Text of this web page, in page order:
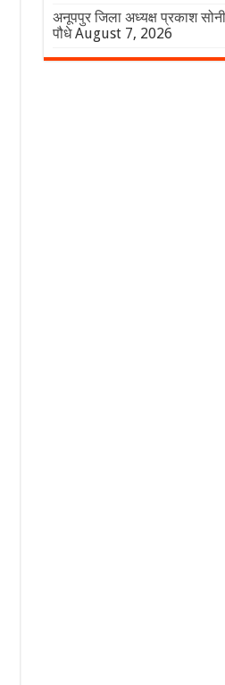
अनूपपुर जिला अध्यक्ष प्रकाश
पौधे August 7, 2026